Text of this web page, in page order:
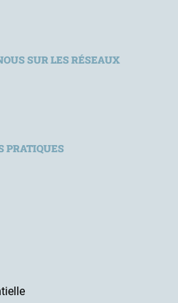
SUR LES RÉSEAUX
PRATIQUES